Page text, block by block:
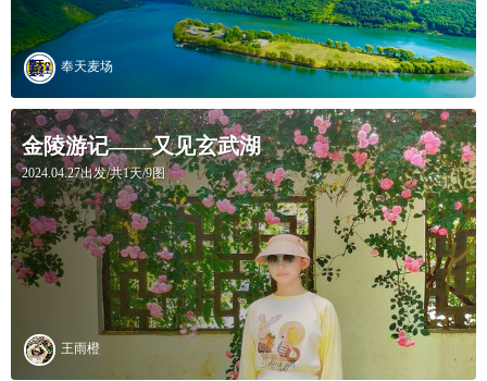
奉天麦场
金陵游记——又见玄武湖
2024.04.27出发/共1天/9图
王雨橙